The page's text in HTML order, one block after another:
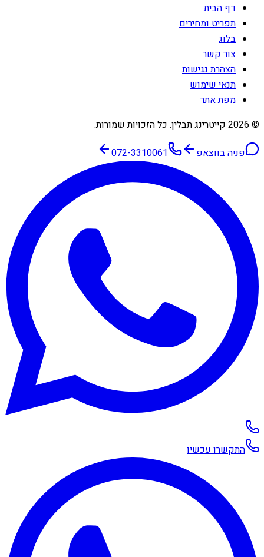
דף הבית
תפריט ומחירים
בלוג
צור קשר
הצהרת נגישות
תנאי שימוש
מפת אתר
©
2026 קייטרינג תבלין. כל הזכויות שמורות.
פניה בווצאפ
072-3310061
התקשרו עכשיו